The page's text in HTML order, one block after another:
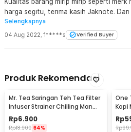
harga segitu, terima kasih Jaknote.
lg dong utk toko Bandung dan lainnya
Selengkapnya
04 Aug 2022, f*****s Verified Buyer
Produk Rekomendasi
Mr. Tea Saringan Teh Tea Filter
Infuser Strainer Chilling Man
Silicon - MR03
Rp6.900
Rp18.900 64%
One
Kopi
Rp
Rp